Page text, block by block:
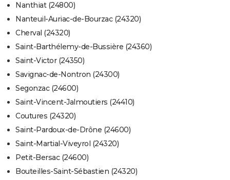
Nanthiat (24800)
Nanteuil-Auriac-de-Bourzac (24320)
Cherval (24320)
Saint-Barthélemy-de-Bussière (24360)
Saint-Victor (24350)
Savignac-de-Nontron (24300)
Segonzac (24600)
Saint-Vincent-Jalmoutiers (24410)
Coutures (24320)
Saint-Pardoux-de-Drône (24600)
Saint-Martial-Viveyrol (24320)
Petit-Bersac (24600)
Bouteilles-Saint-Sébastien (24320)